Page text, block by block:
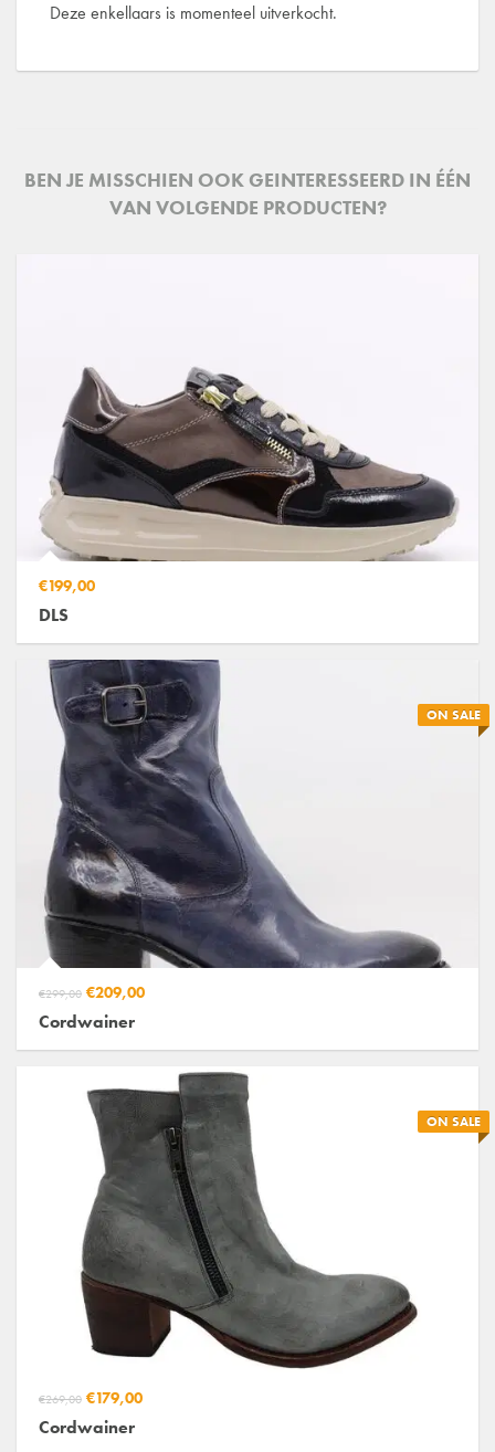
Deze enkellaars is momenteel uitverkocht.
BEN JE MISSCHIEN OOK GEINTERESSEERD IN ÉÉN
VAN VOLGENDE PRODUCTEN?
€199,00
DLS
ON SALE
€299,00 €209,00
Cordwainer
ON SALE
€269,00 €179,00
Cordwainer